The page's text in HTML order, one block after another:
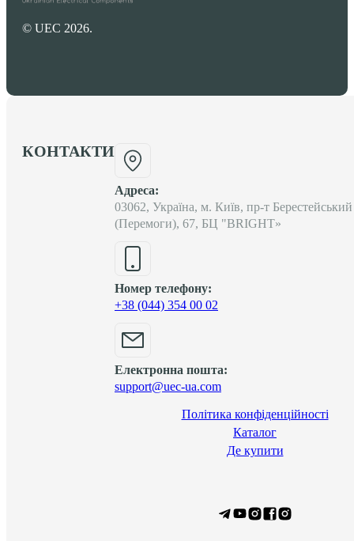
© UEC 2026.
КОНТАКТИ
Адреса:
03062, Україна, м. Київ, пр-т Берестейський
(Перемоги), 67, БЦ "BRIGHT»
Номер телефону:
+38 (044) 354 00 02
Електронна пошта:
support@uec-ua.com
Політика конфіденційності
Каталог
Де купити